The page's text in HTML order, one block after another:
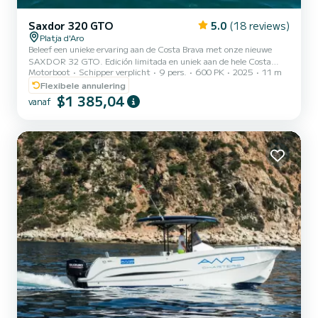
Saxdor 320 GTO 5.0 (18 reviews)
Platja d'Aro
Beleef een unieke ervaring aan de Costa Brava met onze nieuwe
SAXDOR 32 GTO. Edición limitada en uniek aan de hele Costa
Brava. Een luxe boot die design, kracht en comfort combineert om
je een onvergetelijke dag op zee te bezorgen. Geniet van verborgen
baaien, kristalhelder water en de Middellandse Zee als nooit
tevoren, met ruime ontspanningsruimtes, een zonnedek en alle
gewoon om jezelf te verwennen. Mogelijkheid om een profess...
Motorboot Schipper verplicht 9 pers. 600 PK 2025
11 m
Flexibele annulering
vanaf $1 385,04